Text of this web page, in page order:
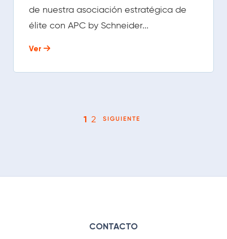
de nuestra asociación estratégica de
élite con APC by Schneider...
Ver
1 2 SIGUIENTE
CONTACTO